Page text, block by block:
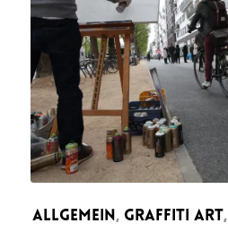
ALLGEMEIN,GRAFFITI ART,